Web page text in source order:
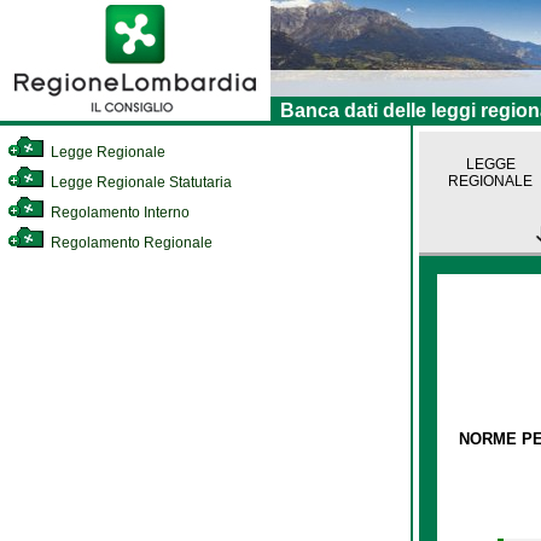
Banca dati delle leggi
Legge Regionale
Legge Regionale Statutaria
Regolamento Interno
Regolamento Regionale
LEGGE
REGIONALE
NORME